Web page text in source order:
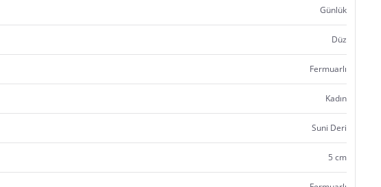
Günlük
Düz
Fermuarlı
Kadın
Suni Deri
5 cm